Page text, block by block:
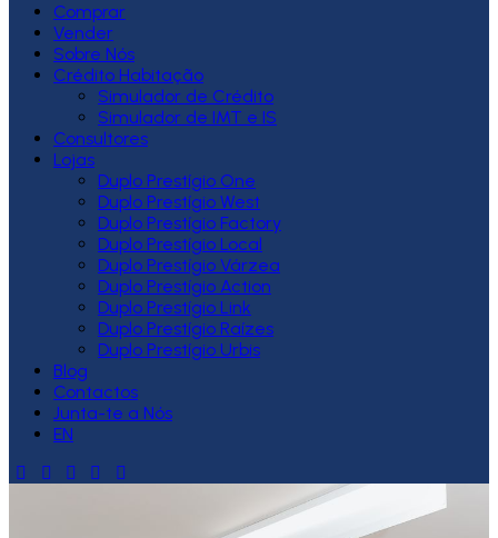
Comprar
Vender
Sobre Nós
Crédito Habitação
Simulador de Crédito
Simulador de IMT e IS
Consultores
Lojas
Duplo Prestígio One
Duplo Prestígio West
Duplo Prestígio Factory
Duplo Prestígio Local
Duplo Prestígio Várzea
Duplo Prestígio Action
Duplo Prestígio Link
Duplo Prestígio Raízes
Duplo Prestígio Urbis
Blog
Contactos
Junta-te a Nós
EN